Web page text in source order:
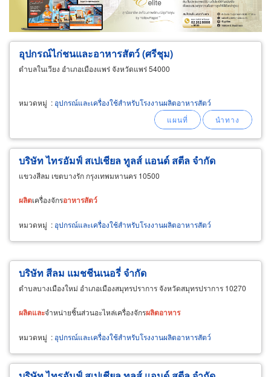
ขายส่ง ขายปลีก ผู้ผลิต
ตัวแทนจัดจำหน่าย
ผู้ส่งออก/นำเข้า
ธุรกิจบริการ
อุปกรณ์ไก่ชนและอาหารสัตว์ (ศรีชุม)
ตำบลในเวียง อำเภอเมืองแพร่ จังหวัดแพร่ 54000
หมวดหมู่ : อุปกรณ์และเครื่องใช้สำหรับโรงงานผลิตอาหารสัตว์
บริษัท ไทรอัมฟ์ สเปเชียล ทูลส์ แอนด์ สตีล จำกัด
แขวงสีลม เขตบางรัก กรุงเทพมหานคร 10500
ผลิตเครื่องจักรอาหารสัตว์
หมวดหมู่ : อุปกรณ์และเครื่องใช้สำหรับโรงงานผลิตอาหารสัตว์
บริษัท สีลม แมชชีนเนอรี่ จำกัด
ตำบลบางเมืองใหม่ อำเภอเมืองสมุทรปราการ จังหวัดสมุทรปราการ 10270
ผลิตและจำหน่ายชิ้นส่วนอะไหล่เครื่องจักรผลิตอาหาร
หมวดหมู่ : อุปกรณ์และเครื่องใช้สำหรับโรงงานผลิตอาหารสัตว์